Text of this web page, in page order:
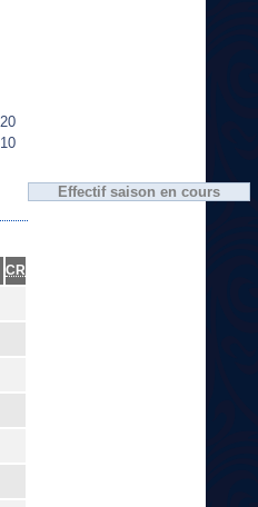
20
10
Effectif saison en cours
CR